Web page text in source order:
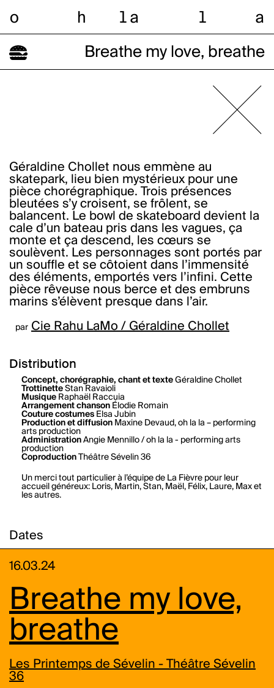
o h l a l a
Breathe my love, breathe
Géraldine Chollet nous emmène au
skatepark, lieu bien mystérieux pour une
pièce chorégraphique. Trois présences
bleutées s’y croisent, se frôlent, se
balancent. Le bowl de skateboard devient la
cale d’un bateau pris dans les vagues, ça
monte et ça descend, les cœurs se
soulèvent. Les personnages sont portés par
un souffle et se côtoient dans l’immensité
des éléments, emportés vers l’infini. Cette
pièce rêveuse nous berce et des embruns
marins s’élèvent presque dans l’air.
par Cie Rahu LaMo / Géraldine Chollet
Distribution
Concept, chorégraphie, chant et texte Géraldine Chollet
Trottinette Stan Ravaioli
Musique Raphaël Raccuia
Arrangement chanson Élodie Romain
Couture costumes Elsa Jubin
Production et diffusion Maxine Devaud, oh la la – performing
arts production
Administration Angie Mennillo / oh la la - performing arts
production
Coproduction Théâtre Sévelin 36
Un merci tout particulier à l’équipe de La Fièvre pour leur
accueil généreux: Loris, Martin, Stan, Maël, Félix, Laure, Max et
les autres.
Dates
16.03.24
Breathe my love,
breathe
Les Printemps de Sévelin - Théâtre Sévelin
36